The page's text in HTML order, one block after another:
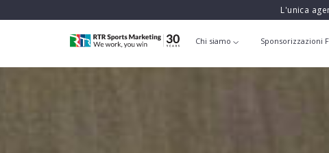
L'unica
Chi siamo Sponsorizzazioni